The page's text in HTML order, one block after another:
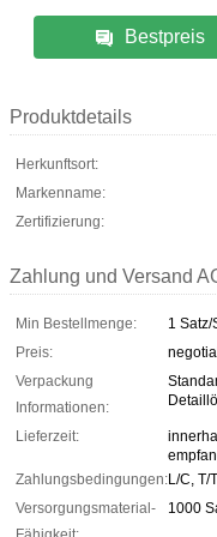
Bestpreis
Produktdetails
Herkunftsort:
Markenname:
Zertifizierung:
Zahlung und Versand
Min Bestellmenge:
1 Satz/
Preis:
Verpackung
Informationen:
Lieferzeit:
Zahlungsbedingungen:L/C, T/
Versorgungsmaterial-
1000